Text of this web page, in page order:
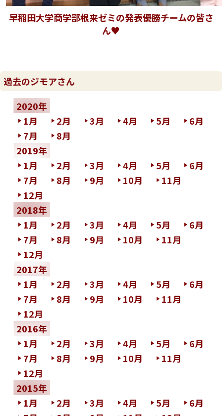
早稲田大学商学部根来ゼミの発表優勝チームの皆さ
ん♥
過去のジモアさん
2020年
1月
2月 3月 4月 5月
6月
7月
8月
2019年
1月
2月 3月 4月 5月
6月
7月
8月 9月 10月
11月
12月
2018年
1月
2月 3月 4月 5月
6月
7月
8月 9月 10月
11月
12月
2017年
1月
2月 3月 4月 5月
6月
7月
8月 9月 10月
11月
12月
2016年
1月
2月 3月 4月 5月
6月
7月
8月 9月 10月
11月
12月
2015年
1月
2月 3月 4月 5月
6月